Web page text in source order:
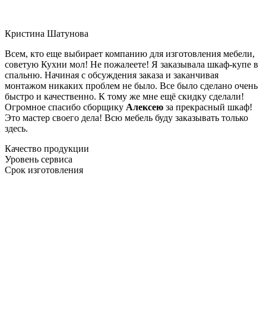
Кристина Шатунова
Всем, кто еще выбирает компанию для изготовления мебели,
советую Кухни мол! Не пожалеете! Я заказывала шкаф-купе в
спальню. Начиная с обсуждения заказа и заканчивая
монтажом никаких проблем не было. Все было сделано очень
быстро и качественно. К тому же мне ещё скидку сделали!
Огромное спасибо сборщику Алексею за прекрасный шкаф!
Это мастер своего дела! Всю мебель буду заказывать только
здесь.
Качество продукции
Уровень сервиса
Срок изготовления